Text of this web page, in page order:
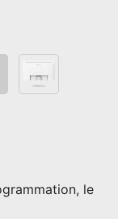
le